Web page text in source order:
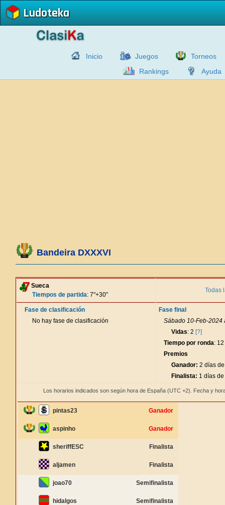
Ludoteka
Inicio Juegos
Torneos
Rankings
Ayuda
Bandeira DXXXVI
Sueca
Tiempos de partida: 7"+30"
Todas
Fase de clasificación
No hay fase de clasificación
Fase final
Sábado 10-Feb-2024
Vidas: 2 [?]
Tiempo por ronda:
Premios
Ganador: 2 días
Finalista: 1 días
Los horarios indicados son según hora de España (UTC +2). Fecha y
pintas23 Ganador
aspinho Ganador
sheriffESC Finalista
aljamen Finalista
joao70 Semifinalista
hidalgos Semifinalista